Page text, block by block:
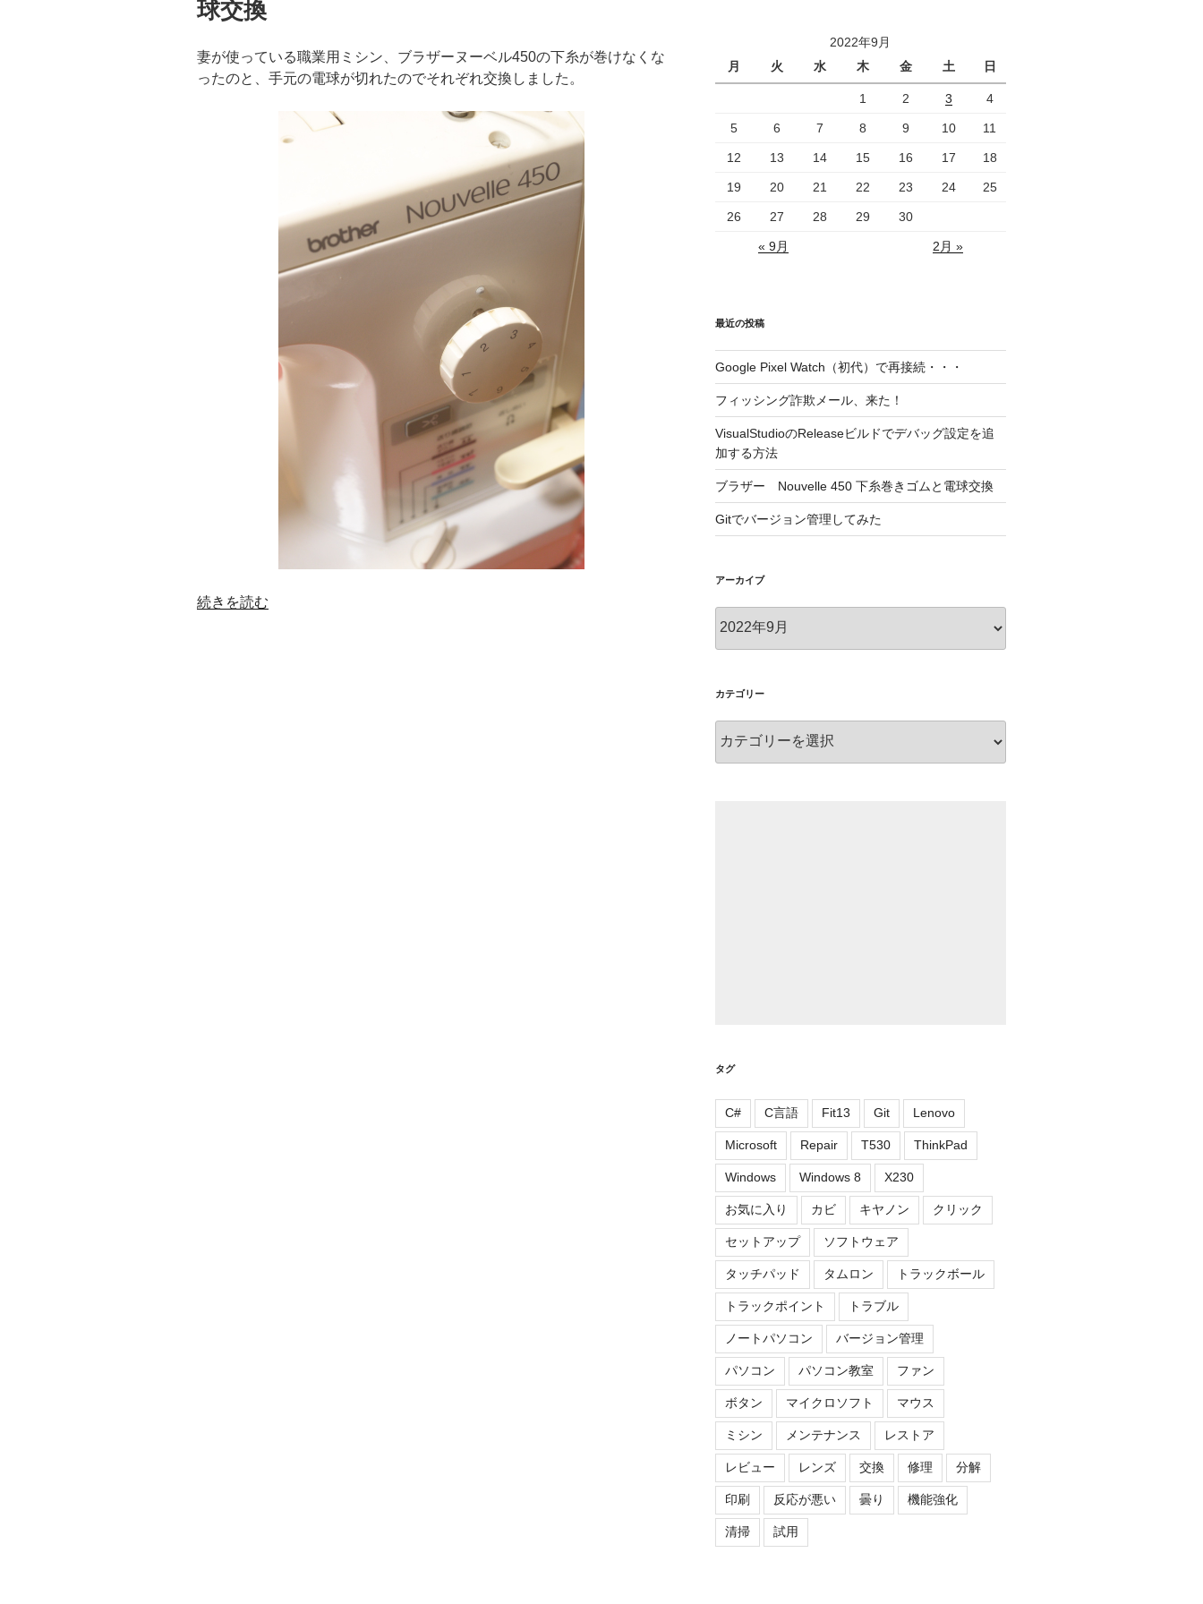
球交換
妻が使っている職業用ミシン、ブラザーヌーベル450の下糸が巻けなくな
ったのと、手元の電球が切れたのでそれぞれ交換しました。
“ブ
続きを読む
2022年9月
月
火 水 木 金 土 日
1 2 3 4
5 6 7 8 9 10 11
12 13 14 15 16 17 18
19 20 21 22 23 24 25
26 27 28 29 30
« 9月 2月 »
最近の投稿
Google Pixel Watch（初代）で再接続・・・
フィッシング詐欺メール、来た！
VisualStudioのReleaseビルドでデバッグ設定を追
加する方法
ブラザー Nouvelle 450 下糸巻きゴムと電球交換
Gitでバージョン管理してみた
アーカイブ
ー
ブ
カテゴリー
テ
タグ
C# C言語 Fit13 Git Lenovo
Microsoft Repair T530 ThinkPad
Windows Windows 8 X230
お気に入り カビ キヤノン クリック
セットアップ ソフトウェア
タッチパッド タムロン トラックボール
トラックポイント トラブル
ノートパソコン バージョン管理
パソコン パソコン教室 ファン
ボタン マイクロソフト マウス
ミシン メンテナンス レストア
レビュー レンズ 交換 修理 分解
印刷 反応が悪い 曇り 機能強化
清掃 試用